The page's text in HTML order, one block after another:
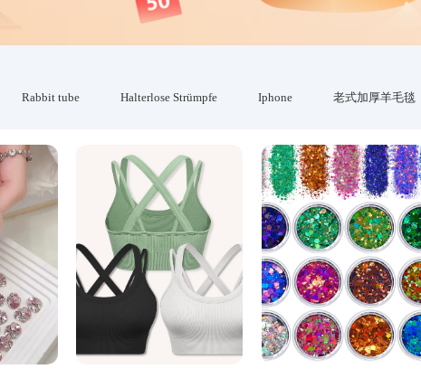
Rabbit tube Halterlose Strümpfe Iphone 老式加厚羊毛毯